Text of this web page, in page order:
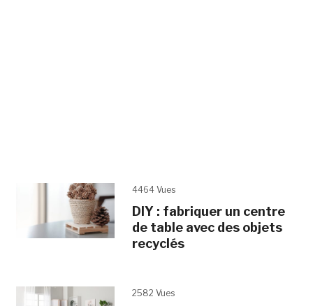
4464 Vues
DIY : fabriquer un centre
de table avec des objets
recyclés
2582 Vues